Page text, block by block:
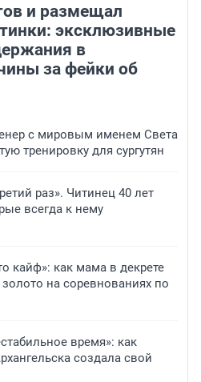
и размещал
эксклюзивные
в
за фейки об
с мировым именем Света
тренировку для сургутян
раз». Читинец 40 лет
всегда к нему
кайф»: как мама в декрете
на соревнованиях по
время»: как
создала свой